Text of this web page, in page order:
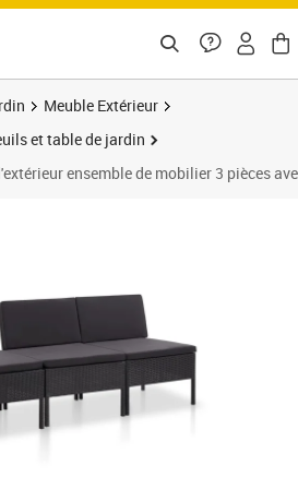
Meuble Extérieur
et table de jardin
ensemble de mobilier 3 pièces